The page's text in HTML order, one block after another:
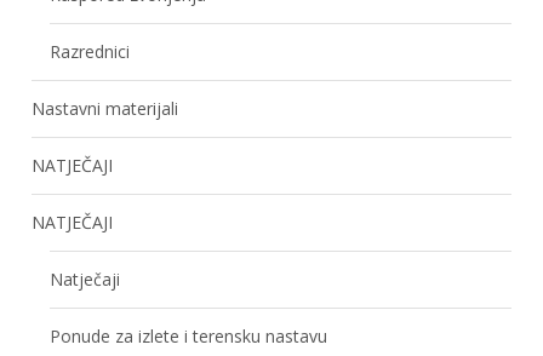
Razrednici
Nastavni materijali
NATJEČAJI
NATJEČAJI
Natječaji
Ponude za izlete i terensku nastavu